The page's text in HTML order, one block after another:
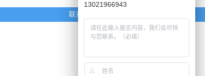
联系我们
13021966943